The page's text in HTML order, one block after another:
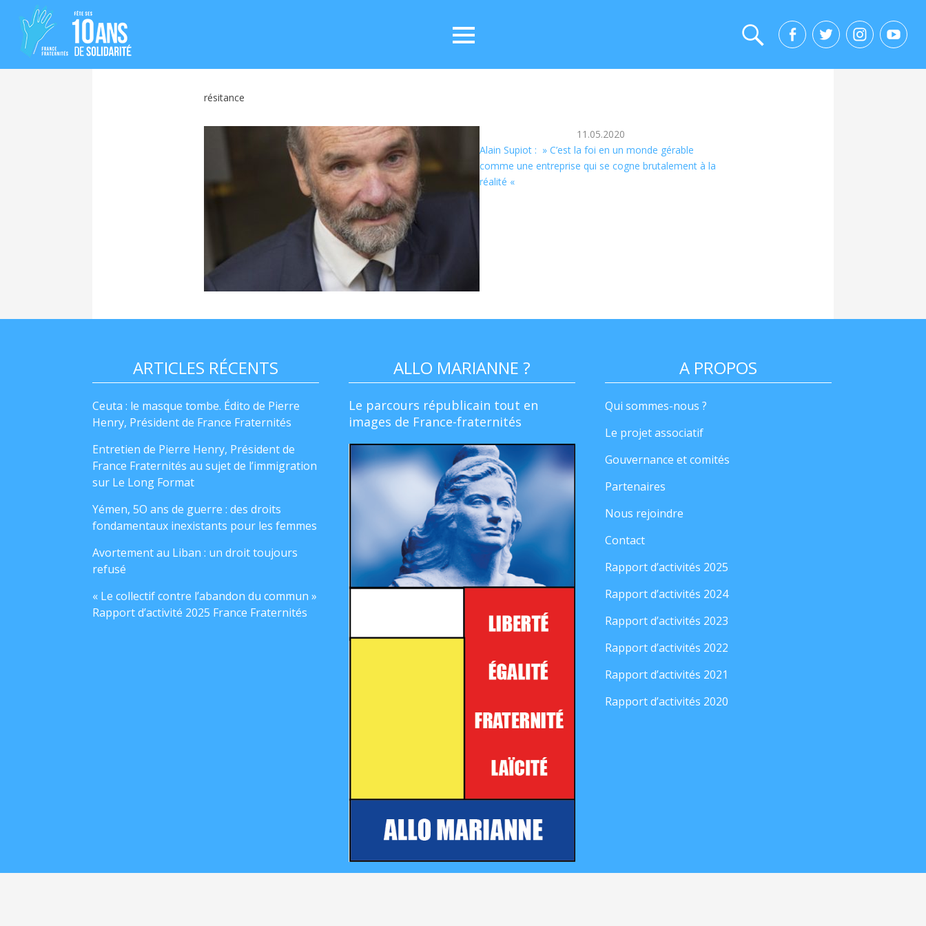
résitance
11.05.2020
Alain Supiot : » C’est la foi en un monde gérable
comme une entreprise qui se cogne brutalement à la
réalité «
ARTICLES RÉCENTS
Ceuta : le masque tombe. Édito de Pierre
Henry, Président de France Fraternités
Entretien de Pierre Henry, Président de
France Fraternités au sujet de l’immigration
sur Le Long Format
Yémen, 5O ans de guerre : des droits
fondamentaux inexistants pour les femmes
Avortement au Liban : un droit toujours
refusé
« Le collectif contre l’abandon du commun »
Rapport d’activité 2025 France Fraternités
ALLO MARIANNE ?
Le parcours républicain tout en
images de France-fraternités
A PROPOS
Qui sommes-nous ?
Le projet associatif
Gouvernance et comités
Partenaires
Nous rejoindre
Contact
Rapport d’activités 2025
Rapport d’activités 2024
Rapport d’activités 2023
Rapport d’activités 2022
Rapport d’activités 2021
Rapport d’activités 2020